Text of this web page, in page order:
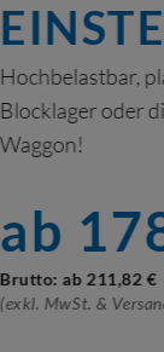
Vielseitige
Lagerung
ab
Brutto: ab 6,43 €
(Artikel auf